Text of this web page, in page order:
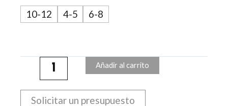
10-12
4-5 6-8
Añadir al carrito
Solicitar un presupuesto